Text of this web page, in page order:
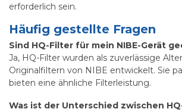
erforderlich sein.
Häufig gestellte Fragen
Sind HQ-Filter für mein NIBE-Gerät
Ja, HQ-Filter wurden als zuverlässige
Originalfiltern von NIBE entwickelt. Sie
bieten eine ähnliche Filterleistung.
Was ist der Unterschied zwischen